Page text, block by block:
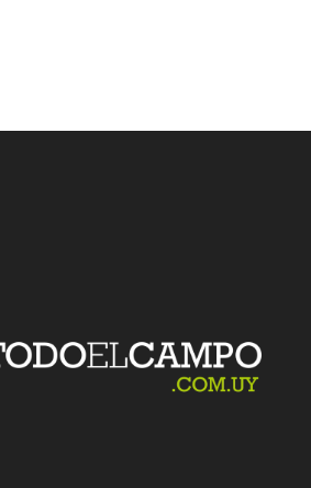
Facebook